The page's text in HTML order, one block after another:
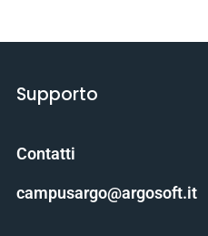
Supporto
Contatti
campusargo@argosoft.it